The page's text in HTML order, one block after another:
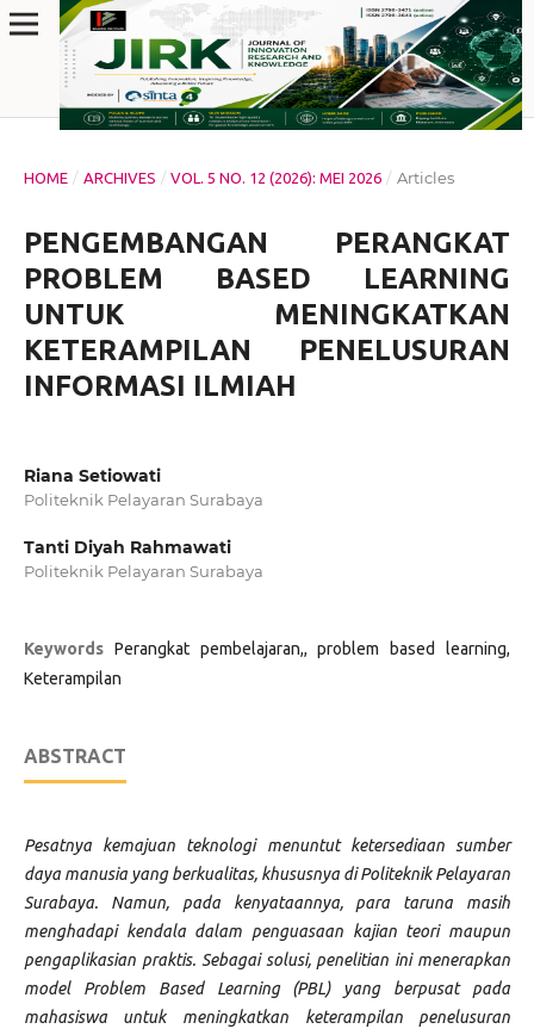
HOME / ARCHIVES / VOL. 5 NO. 12 (2026): MEI 2026 / Articles
PENGEMBANGAN PERANGKAT
PROBLEM BASED LEARNING
UNTUK MENINGKATKAN
KETERAMPILAN PENELUSURAN
INFORMASI ILMIAH
Riana Setiowati
Politeknik Pelayaran Surabaya
Tanti Diyah Rahmawati
Politeknik Pelayaran Surabaya
Keywords Perangkat pembelajaran,, problem based learning,
Keterampilan
ABSTRACT
Pesatnya kemajuan teknologi menuntut ketersediaan sumber
daya manusia yang berkualitas, khususnya di Politeknik Pelayaran
Surabaya. Namun, pada kenyataannya, para taruna masih
menghadapi kendala dalam penguasaan kajian teori maupun
pengaplikasian praktis. Sebagai solusi, penelitian ini menerapkan
model Problem Based Learning (PBL) yang berpusat pada
mahasiswa untuk meningkatkan keterampilan penelusuran